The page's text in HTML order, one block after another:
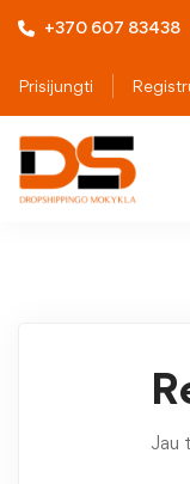
+370 607 83438
Prisijungti
Jau